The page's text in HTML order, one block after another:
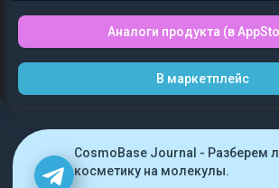
Аналоги продукта (в
В маркетплейс
CosmoBase Journal - Разберем
косметику на молекулы.